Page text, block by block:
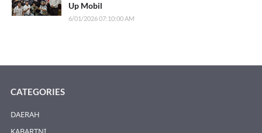
Up Mobil
6/01/2026 07:10:00 AM
CATEGORIES
DAERAH